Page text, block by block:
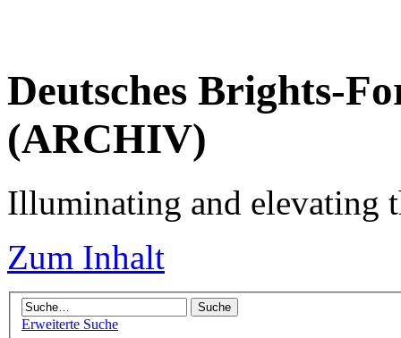
Deutsches Brights-
(ARCHIV)
Illuminating and elevating
Zum Inhalt
Erweiterte Suche